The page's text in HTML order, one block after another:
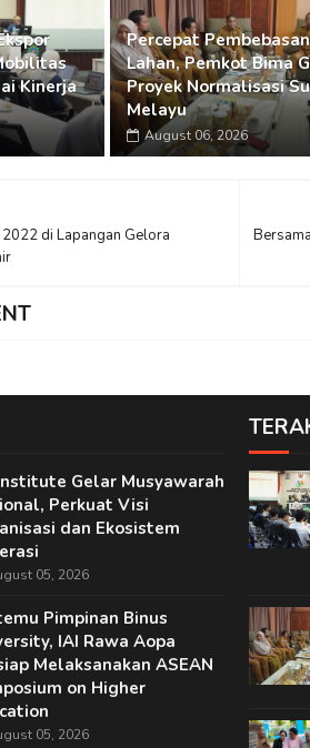
Kinerja
Percepat Pembebasan
Lahan, Pemkot Bima
Proyek Normalisasi
Melayu
August 06, 2026
di Lapangan Gelora
Gelar Musyawarah
Perkuat Visi
dan Ekosistem
05, 2026
Pimpinan Binus
IAI Rawa Aopa
Melaksanakan ASEAN
on Higher
05, 2026